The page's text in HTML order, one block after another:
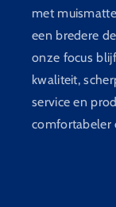
met
een bredere
onze focus
kwaliteit,
service en
comfortabeler